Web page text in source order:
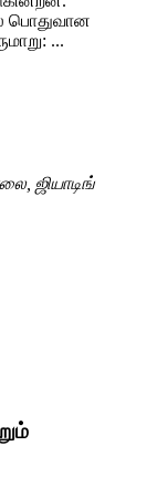
பொதுவான
...
ஜியாடிங்